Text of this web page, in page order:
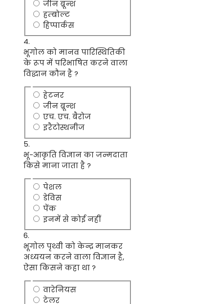
जीन ब्रून्श
हम्बोल्ट
हिप्पार्कस
4.
भूगोल को मानव पारिस्थितिकी
के रूप में परिभाषित करने वाला
विद्धान कौन है ?
हेटनर
जीन ब्रून्श
एच. एच. बैरोज
इरैटोस्थनीज
5.
भू-आकृति विज्ञान का जन्मदाता
किसे माना जाता है ?
पेशल
डेविस
पेंक
इनमें से कोई नहीं
6.
भूगोल पृथ्वी को केन्द्र मानकर
अध्ययन करने वाला विज्ञान है,
ऐसा किसने कहा था ?
वारेनियस
टेलर